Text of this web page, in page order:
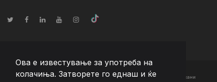
Ова е известување за употреба на
колачиња. Затворете го еднаш и ќе
© Авторско право2026 Team Extension Macedonia - Сите права задржани